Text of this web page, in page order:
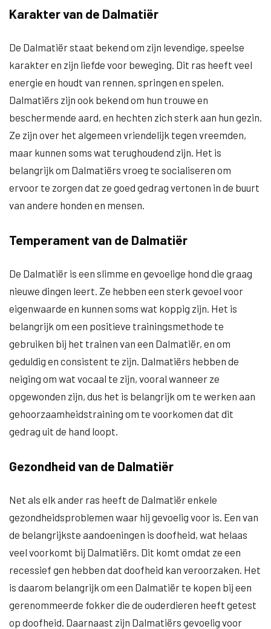
Karakter van de Dalmatiër
De Dalmatiër staat bekend om zijn levendige, speelse
karakter en zijn liefde voor beweging. Dit ras heeft veel
energie en houdt van rennen, springen en spelen.
Dalmatiërs zijn ook bekend om hun trouwe en
beschermende aard, en hechten zich sterk aan hun gezin.
Ze zijn over het algemeen vriendelijk tegen vreemden,
maar kunnen soms wat terughoudend zijn. Het is
belangrijk om Dalmatiërs vroeg te socialiseren om
ervoor te zorgen dat ze goed gedrag vertonen in de buurt
van andere honden en mensen.
Temperament van de Dalmatiër
De Dalmatiër is een slimme en gevoelige hond die graag
nieuwe dingen leert. Ze hebben een sterk gevoel voor
eigenwaarde en kunnen soms wat koppig zijn. Het is
belangrijk om een positieve trainingsmethode te
gebruiken bij het trainen van een Dalmatiër, en om
geduldig en consistent te zijn. Dalmatiërs hebben de
neiging om wat vocaal te zijn, vooral wanneer ze
opgewonden zijn, dus het is belangrijk om te werken aan
gehoorzaamheidstraining om te voorkomen dat dit
gedrag uit de hand loopt.
Gezondheid van de Dalmatiër
Net als elk ander ras heeft de Dalmatiër enkele
gezondheidsproblemen waar hij gevoelig voor is. Een van
de belangrijkste aandoeningen is doofheid, wat helaas
veel voorkomt bij Dalmatiërs. Dit komt omdat ze een
recessief gen hebben dat doofheid kan veroorzaken. Het
is daarom belangrijk om een ​​Dalmatiër te kopen bij een
gerenommeerde fokker die de ouderdieren heeft getest
op doofheid. Daarnaast zijn Dalmatiërs gevoelig voor